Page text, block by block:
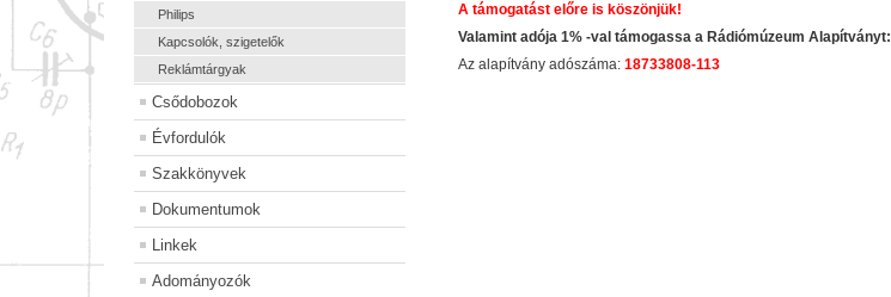
Philips
Kapcsolók, szigetelők
Reklámtárgyak
Csődobozok
Évfordulók
Szakkönyvek
Dokumentumok
Linkek
Adományozók
A támogatást előre is köszönjük!
Valamint adója 1% -val támogassa a Rádiómúzeum Alapítványt:
Az alapítvány adószáma:18733808-113